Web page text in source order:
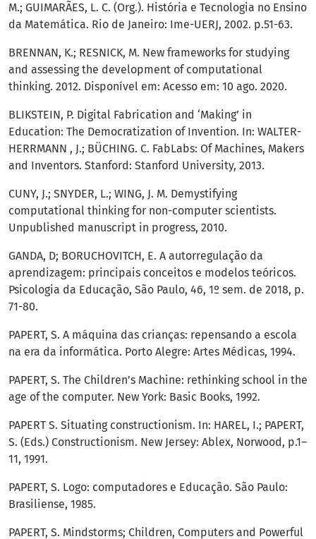
M.; GUIMARÃES, L. C. (Org.). História e Tecnologia no Ensino
da Matemática. Rio de Janeiro: Ime-UERJ, 2002. p.51-63.
BRENNAN, K.; RESNICK, M. New frameworks for studying
and assessing the development of computational
thinking. 2012. Disponível em: Acesso em: 10 ago. 2020.
BLIKSTEIN, P. Digital Fabrication and ‘Making’ in
Education: The Democratization of Invention. In: WALTER-
HERRMANN , J.; BÜCHING. C. FabLabs: Of Machines, Makers
and Inventors. Stanford: Stanford University, 2013.
CUNY, J.; SNYDER, L.; WING, J. M. Demystifying
computational thinking for non-computer scientists.
Unpublished manuscript in progress, 2010.
GANDA, D; BORUCHOVITCH, E. A autorregulação da
aprendizagem: principais conceitos e modelos teóricos.
Psicologia da Educação, São Paulo, 46, 1º sem. de 2018, p.
71-80.
PAPERT, S. A máquina das crianças: repensando a escola
na era da informática. Porto Alegre: Artes Médicas, 1994.
PAPERT, S. The Children’s Machine: rethinking school in the
age of the computer. New York: Basic Books, 1992.
PAPERT S. Situating constructionism. In: HAREL, I.; PAPERT,
S. (Eds.) Constructionism. New Jersey: Ablex, Norwood, p.1–
11, 1991.
PAPERT, S. Logo: computadores e Educação. São Paulo:
Brasiliense, 1985.
PAPERT, S. Mindstorms; Children, Computers and Powerful